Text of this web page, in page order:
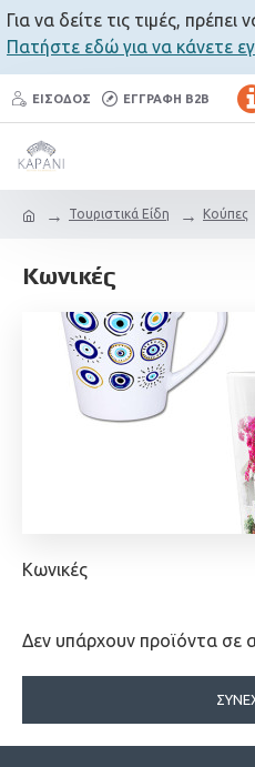
Για να δείτε τις τιμές,
Πατήστε εδώ για να κάνετε
ΕΊΣΟΔΟΣ ΕΓΓΡΑΦΉ B2B
Τουριστικά Είδη Κούπες
Κωνικές
Κωνικές
Δεν υπάρχουν προϊόντα σε